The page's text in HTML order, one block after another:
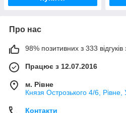
Про нас
98% позитивних з 333 відгуків
Працює з 12.07.2016
м. Рівне
Князя Острозького 4/6, Рівне,
Контакти